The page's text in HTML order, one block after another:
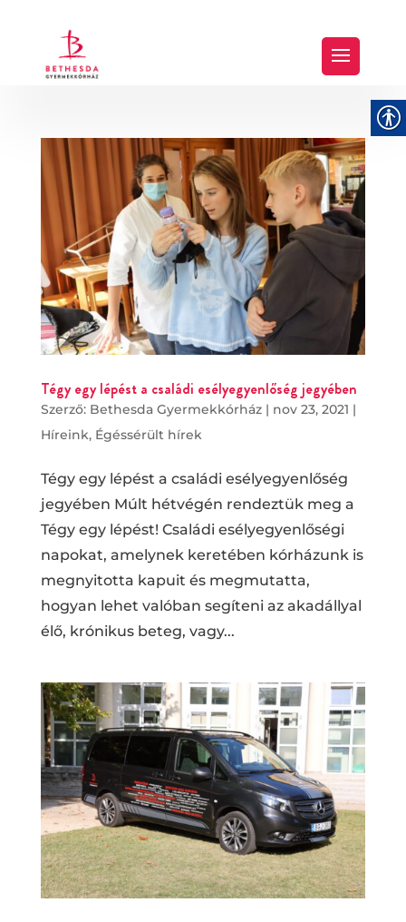
Tégy egy lépést a családi esélyegyenlőség jegyében
Szerző: Bethesda Gyermekkórház| nov 23, 2021 |
Híreink, Égéssérült hírek
Tégy egy lépést a családi esélyegyenlőség
jegyében Múlt hétvégén rendeztük meg a
Tégy egy lépést! Családi esélyegyenlőségi
napokat, amelynek keretében kórházunk is
megnyitotta kapuit és megmutatta,
hogyan lehet valóban segíteni az akadállyal
élő, krónikus beteg, vagy...